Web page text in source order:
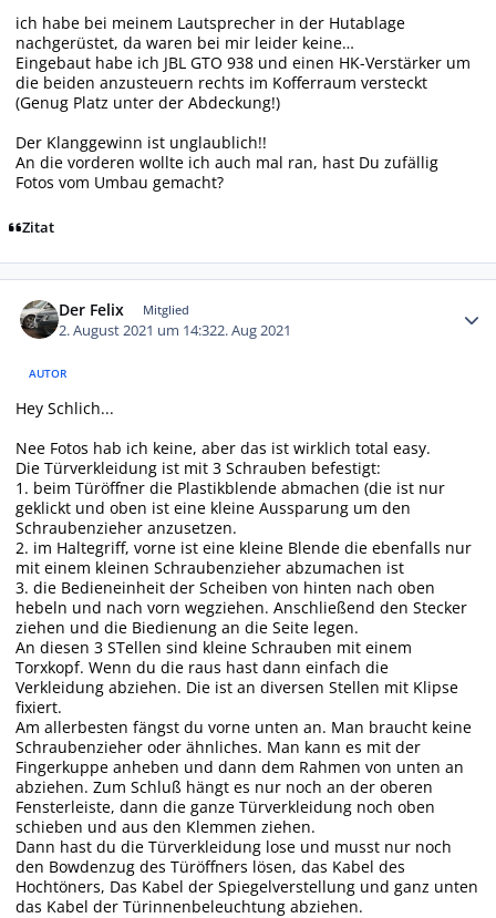
ich habe bei meinem Lautsprecher in der Hutablage
nachgerüstet, da waren bei mir leider keine…
Eingebaut habe ich JBL GTO 938 und einen HK-Verstärker um
die beiden anzusteuern rechts im Kofferraum versteckt
(Genug Platz unter der Abdeckung!)
Der Klanggewinn ist unglaublich!!
An die vorderen wollte ich auch mal ran, hast Du zufällig
Fotos vom Umbau gemacht?
Zitat
Der Felix Mitglied
2. August 2021 um 14:322. Aug 2021
AUTOR
Hey Schlich...
Nee Fotos hab ich keine, aber das ist wirklich total easy.
Die Türverkleidung ist mit 3 Schrauben befestigt:
1. beim Türöffner die Plastikblende abmachen (die ist nur
geklickt und oben ist eine kleine Aussparung um den
Schraubenzieher anzusetzen.
2. im Haltegriff, vorne ist eine kleine Blende die ebenfalls nur
mit einem kleinen Schraubenzieher abzumachen ist
3. die Bedieneinheit der Scheiben von hinten nach oben
hebeln und nach vorn wegziehen. Anschließend den Stecker
ziehen und die Biedienung an die Seite legen.
An diesen 3 STellen sind kleine Schrauben mit einem
Torxkopf. Wenn du die raus hast dann einfach die
Verkleidung abziehen. Die ist an diversen Stellen mit Klipse
fixiert.
Am allerbesten fängst du vorne unten an. Man braucht keine
Schraubenzieher oder ähnliches. Man kann es mit der
Fingerkuppe anheben und dann dem Rahmen von unten an
abziehen. Zum Schluß hängt es nur noch an der oberen
Fensterleiste, dann die ganze Türverkleidung noch oben
schieben und aus den Klemmen ziehen.
Dann hast du die Türverkleidung lose und musst nur noch
den Bowdenzug des Türöffners lösen, das Kabel des
Hochtöners, Das Kabel der Spiegelverstellung und ganz unten
das Kabel der Türinnenbeleuchtung abziehen.